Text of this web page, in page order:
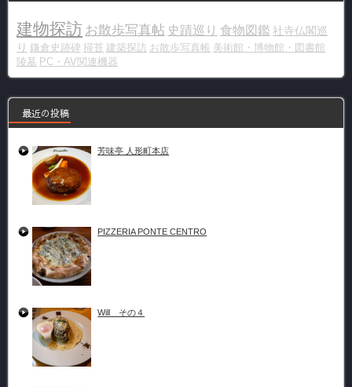
建物探訪 お散歩写真帖 史蹟巡り 食物図鑑 社寺仏閣巡
り 鎌倉史跡碑 掃苔 建築探訪 お散歩写真帳 美術館・博物館・図書館
陵墓 PC・AV関連機器
最近の投稿
芳味亭 人形町本店
PIZZERIA PONTE CENTRO
Will その４